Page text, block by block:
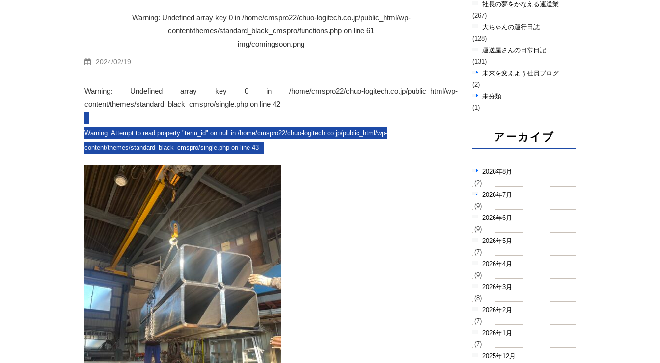
Warning: Undefined array key 0 in /home/cmspro22/chuo-logitech.co.jp/public_html/wp-
content/themes/standard_black_cmspro/functions.php on line 61
img/comingsoon.png
2024/02/19
Warning: Undefined array key 0 in /home/cmspro22/chuo-logitech.co.jp/public_html/wp-
content/themes/standard_black_cmspro/single.php on line 42
Warning: Attempt to read property "term_id" on null in /home/cmspro22/chuo-logitech.co.jp/public_html/wp-
content/themes/standard_black_cmspro/single.php on line 43
社長の夢をかなえる運送業
(267)
大ちゃんの運行日誌
(128)
運送屋さんの日常日記
(131)
未来を変えよう社員ブログ
(2)
未分類
(1)
アーカイブ
2026年8月
(2)
2026年7月
(9)
2026年6月
(9)
2026年5月
(7)
2026年4月
(9)
2026年3月
(8)
2026年2月
(7)
2026年1月
(7)
2025年12月